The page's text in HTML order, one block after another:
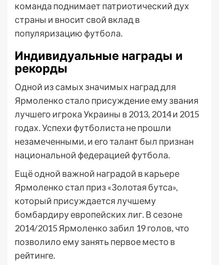
команда поднимает патриотический дух
страны и вносит свой вклад в
популяризацию футбола.
Индивидуальные награды и
рекорды
Одной из самых значимых наград для
Ярмоленко стало присуждение ему звания
лучшего игрока Украины в 2013, 2014 и 2015
годах. Успехи футболиста не прошли
незамеченными, и его талант был признан
национальной федерацией футбола.
Ещё одной важной наградой в карьере
Ярмоленко стал приз «Золотая бутса»,
который присуждается лучшему
бомбардиру европейских лиг. В сезоне
2014/2015 Ярмоленко забил 19 голов, что
позволило ему занять первое место в
рейтинге.